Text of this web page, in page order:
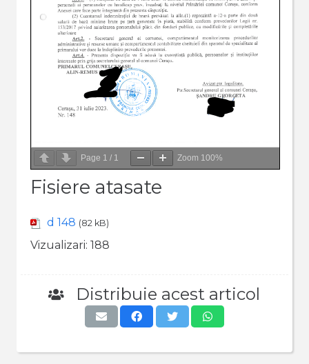
Page 1 / 1 Zoom 100%
Fisiere atasate
d 148 (82 kB)
Vizualizari: 188
Distribuie acest articol